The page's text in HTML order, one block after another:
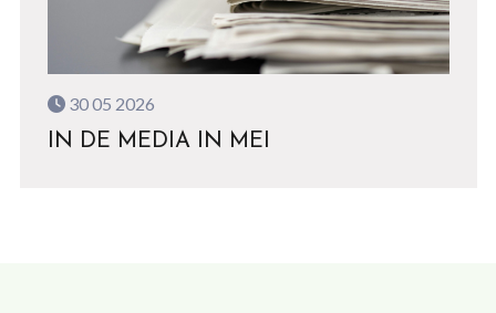
30 05 2026
IN DE MEDIA IN MEI